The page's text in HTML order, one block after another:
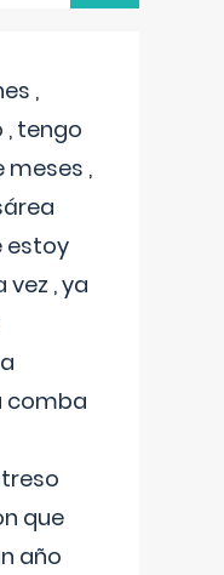
,
tengo
meses ,
estoy
, ya
comba
que
año